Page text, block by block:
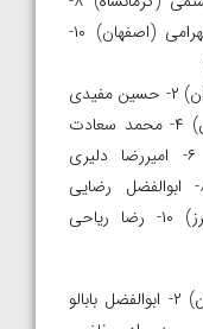
مسعود آسترکی (لرستان) ۹- مهرداد بهرامی (اصفهان) ۱۰-
۹۲ کیلوگرم: ۱- ابوالفضل یاراحمدی (لرستان) ۲- حسین مفیدی
(تهران) ۳- سید آذین سجادی (مازندران) ۴- محمد سعادت
(اصفهان) ۵- حسین دلاور (مرکزی) ۶- امیررضا دلیری
(کرمانشاه) ۷- سجاد بیگدلو (قم) ۸- ابوالفضل رضایی
(مازندران) ۹- امیرمهدی خانجانی (البرز) ۱۰- رضا ریاحی
۱۱۰ کیلوگرم: ۱- امیررضا معصومی (گیلان) ۲- ابوالفضل بابالو